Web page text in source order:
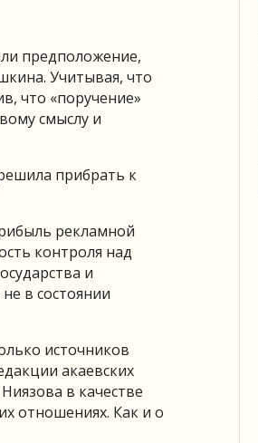
предположение,
Учитывая, что
что «поручение»
смыслу и
прибрать к
рекламной
контроля над
и
в состоянии
источников
акаевских
в качестве
отношениях. Как и о